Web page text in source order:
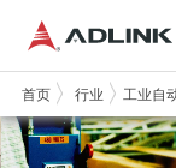
首页 行业 工业自